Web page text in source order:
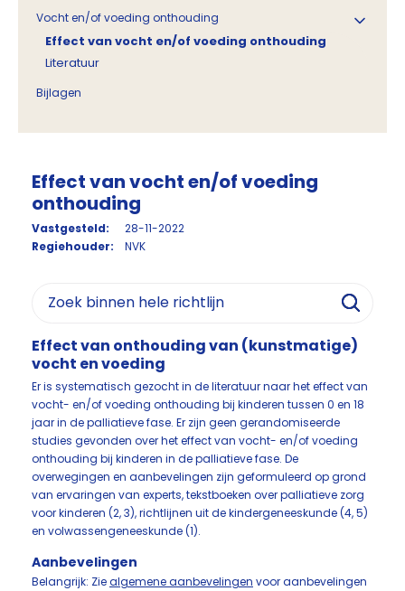
Vocht en/of voeding onthouding
Effect van vocht en/of voeding onthouding
Literatuur
Bijlagen
Effect van vocht en/of voeding
onthouding
Vastgesteld:
28-11-2022
Regiehouder:
NVK
Effect van onthouding van (kunstmatige)
vocht en voeding
Er is systematisch gezocht in de literatuur naar het effect van
vocht- en/of voeding onthouding bij kinderen tussen 0 en 18
jaar in de palliatieve fase. Er zijn geen gerandomiseerde
studies gevonden over het effect van vocht- en/of voeding
onthouding bij kinderen in de palliatieve fase. De
overwegingen en aanbevelingen zijn geformuleerd op grond
van ervaringen van experts, tekstboeken over palliatieve zorg
voor kinderen (2, 3), richtlijnen uit de kindergeneeskunde (4, 5)
en volwassengeneeskunde (1).
Aanbevelingen
Belangrijk: Ziealgemene aanbevelingen voor aanbevelingen